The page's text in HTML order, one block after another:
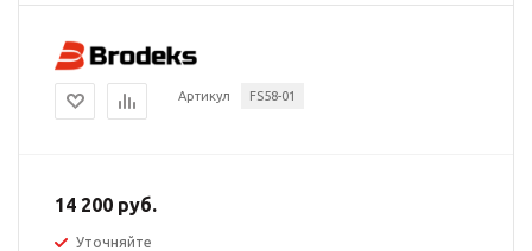
Артикул FS58-01
14 200 руб.
Уточняйте